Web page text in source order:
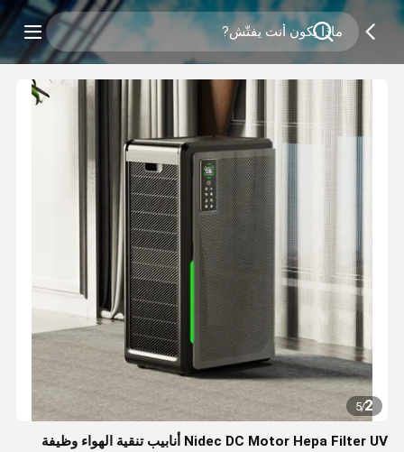
2
/
5
Nidec DC Motor Hepa Filter UV أنابيب تنقية الهواء وظيفة